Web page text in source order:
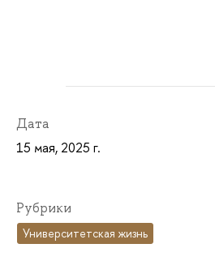
Дата
15 мая, 2025 г.
Рубрики
Университетская жизнь